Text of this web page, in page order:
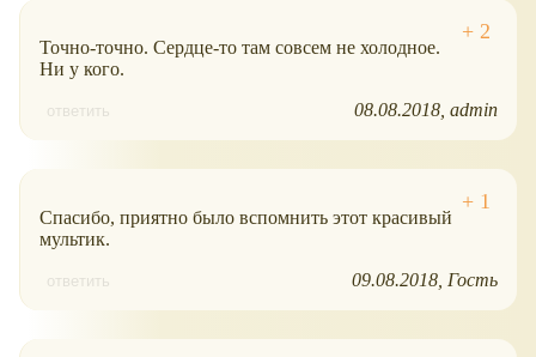
Точно-точно. Сердце-то там совсем не холодное.
Ни у кого.
ответить 08.08.2018 admin
Спасибо, приятно было вспомнить этот красивый
мультик.
ответить 09.08.2018 Гость